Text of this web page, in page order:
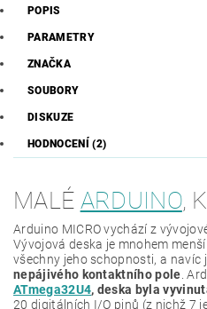
POPIS
PARAMETRY
ZNAČKA
SOUBORY
DISKUZE
HODNOCENÍ (2)
MALÉ ARDUINO,
Arduino MICRO vychází z
Vývojová deska je mnohem
všechny jeho schopnosti, a navíc
nepájivého kontaktního pole.
ATmega32U4, deska byla
20 digitálních I/O pinů (z nichž 7